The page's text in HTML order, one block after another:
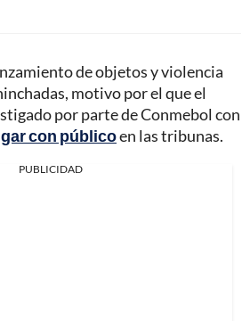
de objetos y violencia
motivo por el que el
por parte de Conmebol con
con públicoen las tribunas.
PUBLICIDAD